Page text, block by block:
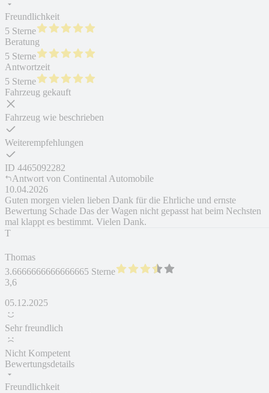
Freundlichkeit
5 Sterne
Beratung
5 Sterne
Antwortzeit
5 Sterne
Fahrzeug gekauft
Fahrzeug wie beschrieben
Weiterempfehlungen
ID 4465092282
Antwort von Continental Automobile
10.04.2026
Guten morgen vielen lieben Dank für die Ehrliche und ernste
Bewertung Schade Das der Wagen nicht gepasst hat beim Nechsten
mal klappt es bestimmt. Vielen Dank.
T
Thomas
3.6666666666666665 Sterne
3,6
05.12.2025
Sehr freundlich
Nicht Kompetent
Bewertungsdetails
Freundlichkeit